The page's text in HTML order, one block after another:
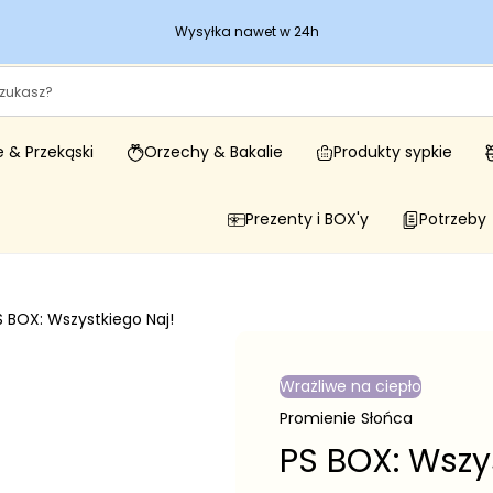
Wysyłka nawet w 24h
& Przekąski Orzechy & Bakalie Produkty sypkie
Prezenty i BOX'y Potrzeby
BOX: Wszystkiego Naj!
Wrażliwe na ciepło
Promienie Słońca
PS BOX: